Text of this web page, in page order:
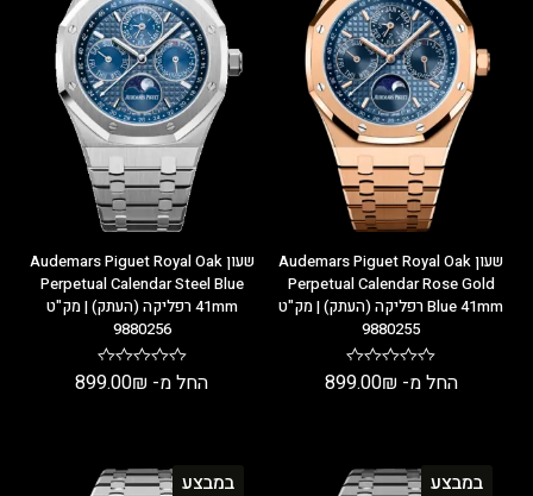
שעון Audemars Piguet Royal Oak
Perpetual Calendar Rose Gold
Blue 41mm רפליקה (העתק) | מק"ט
9880255
החל מ- 899.00₪
שעון Audemars Piguet Royal Oak
Perpetual Calendar Steel Blue
41mm רפליקה (העתק) | מק"ט
9880256
החל מ- 899.00₪
במבצע במבצע